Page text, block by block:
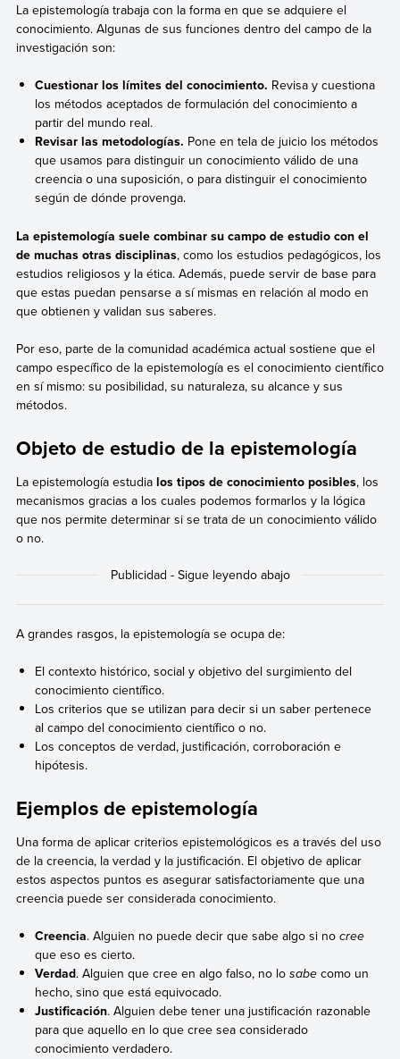
La epistemología trabaja con la forma en que se adquiere el
conocimiento. Algunas de sus funciones dentro del campo de la
investigación son:
Cuestionar los límites del conocimiento. Revisa y cuestiona
los métodos aceptados de formulación del conocimiento a
partir del mundo real.
Revisar las metodologías. Pone en tela de juicio los métodos
que usamos para distinguir un conocimiento válido de una
creencia o una suposición, o para distinguir el conocimiento
según de dónde provenga.
La epistemología suele combinar su campo de estudio con el
de muchas otras disciplinas, como los estudios pedagógicos, los
estudios religiosos y la ética. Además, puede servir de base para
que estas puedan pensarse a sí mismas en relación al modo en
que obtienen y validan sus saberes.
Por eso, parte de la comunidad académica actual sostiene que el
campo específico de la epistemología es el conocimiento científico
en sí mismo: su posibilidad, su naturaleza, su alcance y sus
métodos.
Objeto de estudio de la epistemología
La epistemología estudialos tipos de conocimiento posibles, los
mecanismos gracias a los cuales podemos formarlos y la lógica
que nos permite determinar si se trata de un conocimiento válido
o no.
A grandes rasgos, la epistemología se ocupa de:
El contexto histórico, social y objetivo del surgimiento del
conocimiento científico.
Los criterios que se utilizan para decir si un saber pertenece
al campo del conocimiento científico o no.
Los conceptos de verdad, justificación, corroboración e
hipótesis.
Ejemplos de epistemología
Una forma de aplicar criterios epistemológicos es a través del uso
de la creencia, la verdad y la justificación. El objetivo de aplicar
estos aspectos puntos es asegurar satisfactoriamente que una
creencia puede ser considerada conocimiento.
Creencia. Alguien no puede decir que sabe algo si nocree
que eso es cierto.
Verdad. Alguien que cree en algo falso, no losabe como un
hecho, sino que está equivocado.
Justificación. Alguien debe tener una justificación razonable
para que aquello en lo que cree sea considerado
conocimiento verdadero.